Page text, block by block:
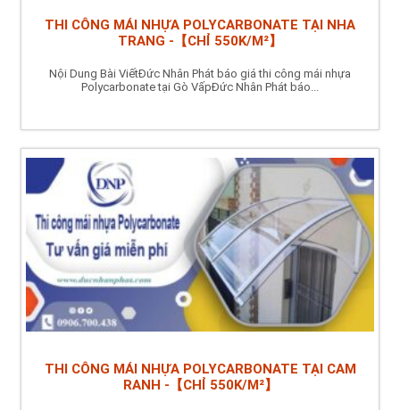
THI CÔNG MÁI NHỰA POLYCARBONATE TẠI NHA
TRANG -【CHỈ 550K/M²】
Nội Dung Bài ViếtĐức Nhân Phát báo giá thi công mái nhựa
Polycarbonate tại Gò VấpĐức Nhân Phát báo...
THI CÔNG MÁI NHỰA POLYCARBONATE TẠI CAM
RANH -【CHỈ 550K/M²】